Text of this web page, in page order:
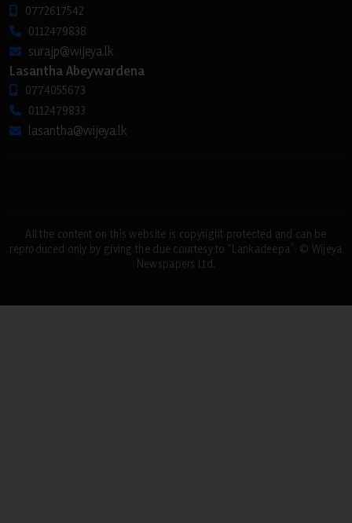
0772617542
0112479838
surajp@wijeya.lk
Lasantha Abeywardena
0774055673
0112479833
lasantha@wijeya.lk
All the content on this website is copyright protected and can be
reproduced only by giving the due courtesy to “Lankadeepa”. © Wijeya
Newspapers Ltd.